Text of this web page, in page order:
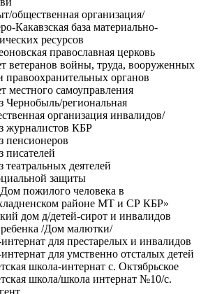
общественная организация/
Какавзская база материально-
ресурсов
православная церковь
ветеранов войны, труда, вооруженных
правоохранительных органов
местного самоуправления
Чернобыль/региональная
организация инвалидов/
журналистов КБР
пенсионеров
писателей
театральных деятелей
защиты
пожилого человека в
районе МТ и СР КБР»
дом д/детей-сирот и инвалидов
/Дом малютки/
для престарелых и инвалидов
для умственно отсталых детей
школа-интернат с. Октябрьское
школа/школа интернат №10/с.